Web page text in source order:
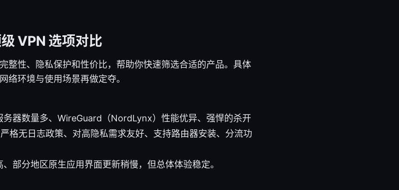
VPN 选项对比
整性、隐私保护和性价比，帮助你快速筛选合适的产品。具体
络环境与使用场景再做定夺。
务器数量多、WireGuard（NordLynx）性能优异、强悍的杀开
格无日志政策、对高隐私需求友好、支持路由器安装、分流功
部分地区原生应用界面更新稍慢，但总体体验稳定。